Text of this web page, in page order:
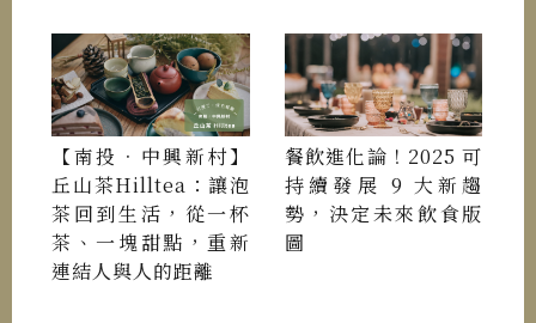
【南投．中興新村】
丘山茶Hilltea：讓泡
茶回到生活，從一杯
茶、一塊甜點，重新
連結人與人的距離
餐飲進化論！2025 可
持續發展 9 大新趨
勢，決定未來飲食版
圖